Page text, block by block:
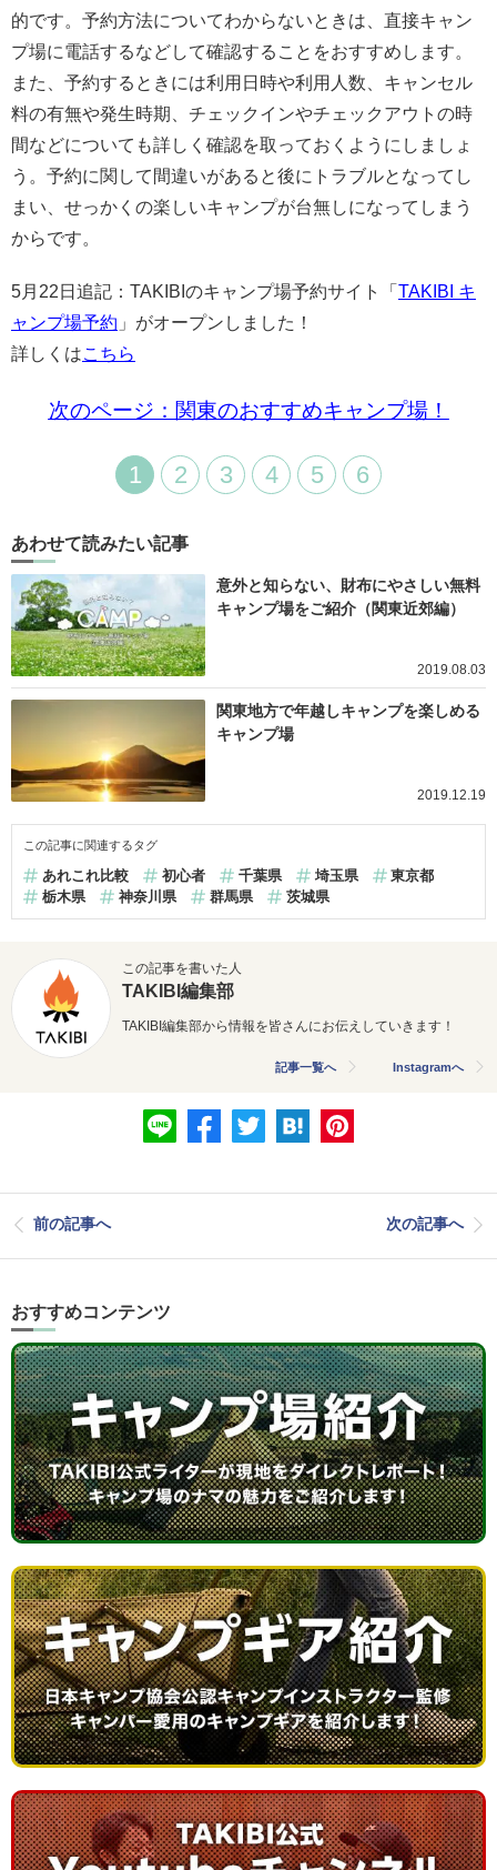
的です。予約方法についてわからないときは、直接キャン
プ場に電話するなどして確認することをおすすめします。
また、予約するときには利用日時や利用人数、キャンセル
料の有無や発生時期、チェックインやチェックアウトの時
間などについても詳しく確認を取っておくようにしましょ
う。予約に関して間違いがあると後にトラブルとなってし
まい、せっかくの楽しいキャンプが台無しになってしまう
からです。
5月22日追記：TAKIBIのキャンプ場予約サイト「 TAKIBI キ
ャンプ場予約 」がオープンしました！
詳しくはこちら
次のページ：関東のおすすめキャンプ場！
1 2 3 4 5 6
あわせて読みたい記事
意外と知らない、財布にやさしい無料
キャンプ場をご紹介（関東近郊編）
2019.08.03
関東地方で年越しキャンプを楽しめる
キャンプ場
2019.12.19
この記事に関連するタグ
あれこれ比較 初心者 千葉県 埼玉県
東京都
栃木県
神奈川県 群馬県 茨城県
この記事を書いた人
TAKIBI編集部
TAKIBI編集部から情報を皆さんにお伝えしていきます！
記事一覧へ Instagramへ
前の記事へ 次の記事へ
おすすめコンテンツ